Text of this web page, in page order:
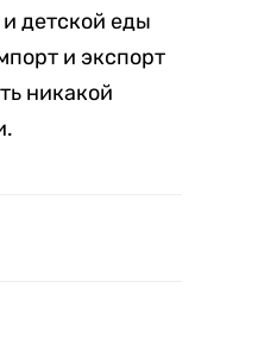
детской еды
и экспорт
никакой